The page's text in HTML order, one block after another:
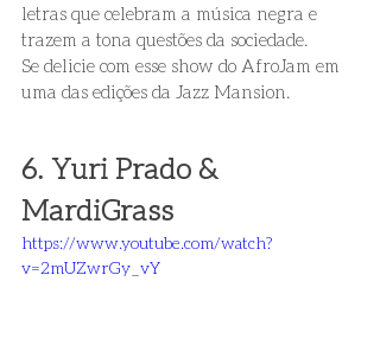
letras que celebram a música negra e
trazem a tona questões da sociedade.
Se delicie com esse show do AfroJam em
uma das edições da Jazz Mansion.
6. Yuri Prado &
MardiGrass
https://www.youtube.com/watch?
v=2mUZwrGy_vY